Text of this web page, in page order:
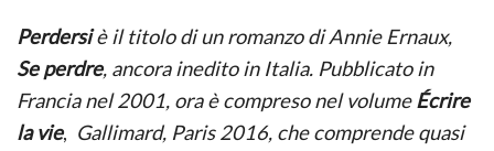
Perdersiè il titolo di un romanzo di Annie Ernaux,
Se perdre, ancora inedito in Italia. Pubblicato in
Francia nel 2001, ora è compreso nel volumeÉcrire
la vie, Gallimard, Paris 2016, che comprende quasi